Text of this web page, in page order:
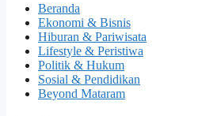
Beranda
Ekonomi & Bisnis
Hiburan & Pariwisata
Lifestyle & Peristiwa
Politik & Hukum
Sosial & Pendidikan
Beyond Mataram